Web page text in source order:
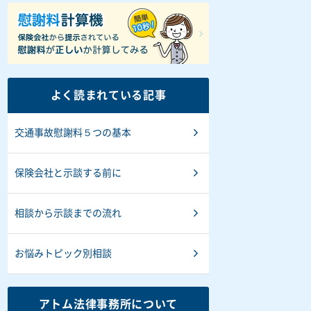
よく読まれている記事
交通事故慰謝料５つの基本
保険会社と示談する前に
相談から示談までの流れ
お悩みトピック別相談
アトム法律事務所について